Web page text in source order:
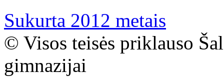
Sukurta 2012 metais
© Visos teisės priklauso
gimnazijai